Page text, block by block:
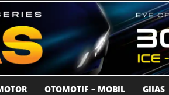
OTOMOTIF – MOBIL GIIAS